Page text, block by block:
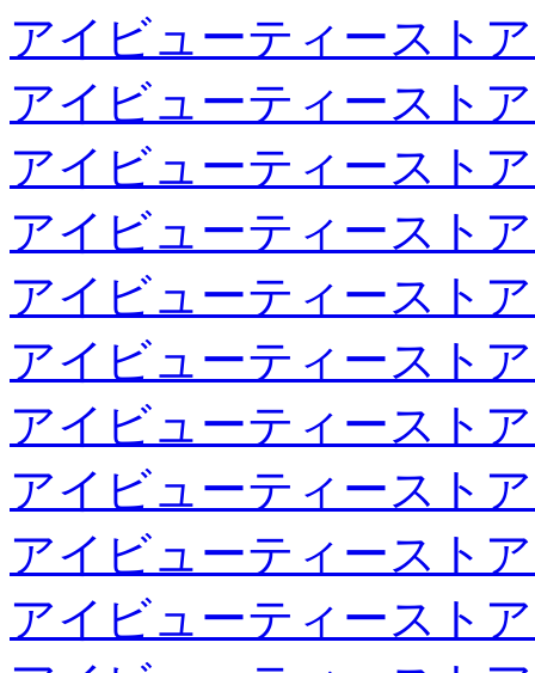
アイビューティースト
アイビューティースト
アイビューティースト
アイビューティースト
アイビューティースト
アイビューティースト
アイビューティースト
アイビューティースト
アイビューティースト
アイビューティースト